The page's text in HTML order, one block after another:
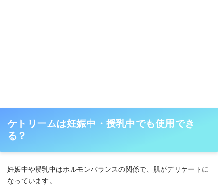
ケトリームは妊娠中・授乳中でも使用でき
る？
妊娠中や授乳中はホルモンバランスの関係で、肌がデリケートに
なっています。